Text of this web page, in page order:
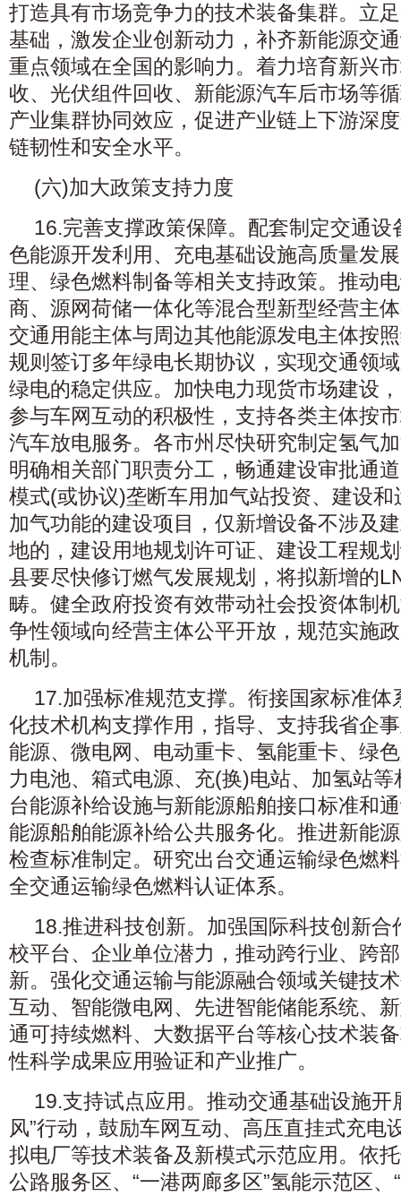
打造具有市场竞争力的技术装备集群。立
基础，激发企业创新动力，补齐新能源交
重点领域在全国的影响力。着力培育新兴
收、光伏组件回收、新能源汽车后市场等
产业集群协同效应，促进产业链上下游深
链韧性和安全水平。
(六)加大政策支持力度
16.完善支撑政策保障。配套制定交通
色能源开发利用、充电基础设施高质量发
理、绿色燃料制备等相关支持政策。推动
商、源网荷储一体化等混合型新型经营主
交通用能主体与周边其他能源发电主体按
规则签订多年绿电长期协议，实现交通领
绿电的稳定供应。加快电力现货市场建设
参与车网互动的积极性，支持各类主体按
汽车放电服务。各市州尽快研究制定氢气
明确相关部门职责分工，畅通建设审批通
模式(或协议)垄断车用加气站投资、建设
加气功能的建设项目，仅新增设备不涉及
地的，建设用地规划许可证、建设工程规
县要尽快修订燃气发展规划，将拟新增的
畴。健全政府投资有效带动社会投资体制
争性领域向经营主体公平开放，规范实施
机制。
17.加强标准规范支撑。衔接国家标准
化技术机构支撑作用，指导、支持我省企
能源、微电网、电动重卡、氢能重卡、绿
力电池、箱式电源、充(换)电站、加氢站
台能源补给设施与新能源船舶接口标准和
能源船舶能源补给公共服务化。推进新能
检查标准制定。研究出台交通运输绿色燃
全交通运输绿色燃料认证体系。
18.推进科技创新。加强国际科技创新
校平台、企业单位潜力，推动跨行业、跨
新。强化交通运输与能源融合领域关键技
互动、智能微电网、先进智能储能系统、
通可持续燃料、大数据平台等核心技术装
性科学成果应用验证和产业推广。
19.支持试点应用。推动交通基础设施开
风”行动，鼓励车网互动、高压直挂式充电
拟电厂等技术装备及新模式示范应用。依
公路服务区、“一港两廊多区”氢能示范区、